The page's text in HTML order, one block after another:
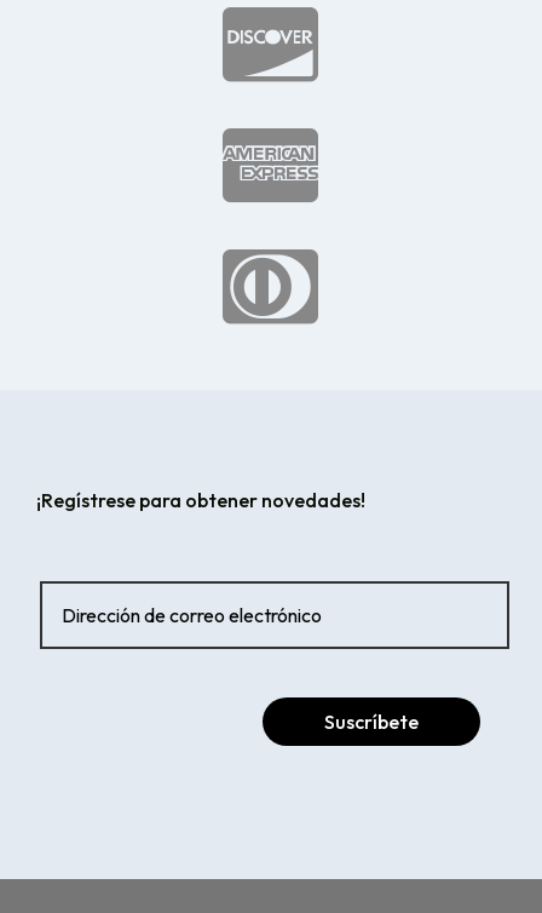



¡Regístrese para obtener novedades!
Suscríbete